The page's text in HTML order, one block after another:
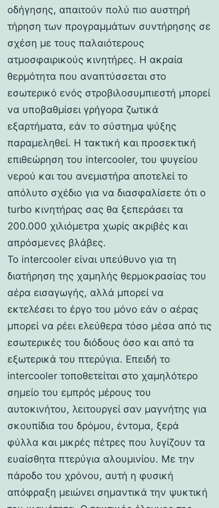
οδήγησης, απαιτούν πολύ πιο αυστηρή
τήρηση των προγραμμάτων συντήρησης σε
σχέση με τους παλαιότερους
ατμοσφαιρικούς κινητήρες. Η ακραία
θερμότητα που αναπτύσσεται στο
εσωτερικό ενός στροβιλοσυμπιεστή μπορεί
να υποβαθμίσει γρήγορα ζωτικά
εξαρτήματα, εάν το σύστημα ψύξης
παραμεληθεί. Η τακτική και προσεκτική
επιθεώρηση του intercooler, του ψυγείου
νερού και του ανεμιστήρα αποτελεί το
απόλυτο σχέδιο για να διασφαλίσετε ότι ο
turbo κινητήρας σας θα ξεπεράσει τα
200.000 χιλιόμετρα χωρίς ακριβές και
απρόσμενες βλάβες.
Το intercooler είναι υπεύθυνο για τη
διατήρηση της χαμηλής θερμοκρασίας του
αέρα εισαγωγής, αλλά μπορεί να
εκτελέσει το έργο του μόνο εάν ο αέρας
μπορεί να ρέει ελεύθερα τόσο μέσα από τις
εσωτερικές του διόδους όσο και από τα
εξωτερικά του πτερύγια. Επειδή το
intercooler τοποθετείται στο χαμηλότερο
σημείο του εμπρός μέρους του
αυτοκινήτου, λειτουργεί σαν μαγνήτης για
σκουπίδια του δρόμου, έντομα, ξερά
φύλλα και μικρές πέτρες που λυγίζουν τα
ευαίσθητα πτερύγια αλουμινίου. Με την
πάροδο του χρόνου, αυτή η φυσική
απόφραξη μειώνει σημαντικά την ψυκτική